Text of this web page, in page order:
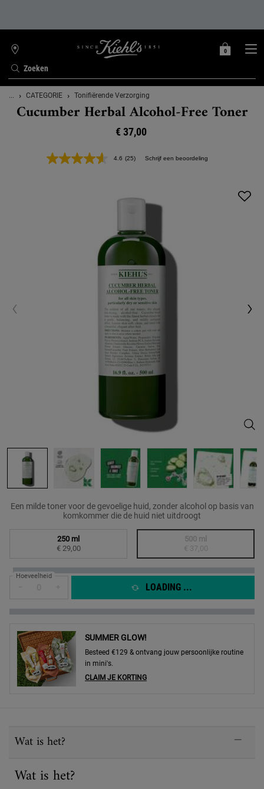
Zoeken
WINKELZOEKER
MIJN
0
0 PRODUCT
Hoofdinhoud
... CATEGORIE Tonifiërende Verzorging
Cucumber Herbal Alcohol-Free Toner
€ 37,00
4.6 Lees
paginalink.
(25) Schrijf een beoordeling
Een milde toner voor de gevoelige huid, zonder alcohol op basis van
komkommer die de huid niet uitdroogt
Geselecteerd
250 ml
€ 29,00
, 1 of 2 Geselecteerd
De productvariant is
500 ml
€ 37,00
, 2 of 2
Hoeveelheid
LOADING ...
SUMMER GLOW!
Besteed €129 & ontvang jouw persoonlijke routine
in mini's.
CLAIM JE KORTING
Wat is het?
Wat is het?